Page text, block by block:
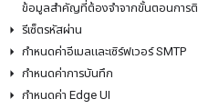
ข้อมูลสําคัญที่ต้องจําจากขั้นตอนการ
รีเซ็ตรหัสผ่าน
กําหนดค่าอีเมลและเซิร์ฟเวอร์ SMTP
กําหนดค่าการบันทึก
กําหนดค่า Edge UI